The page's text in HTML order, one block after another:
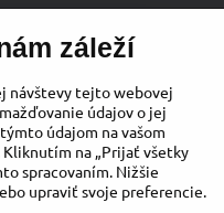
záleží
návštevy tejto webovej
údajov o jej
údajom na vašom
na „Prijať všetky
spracovaním. Nižšie
upraviť svoje preferencie.